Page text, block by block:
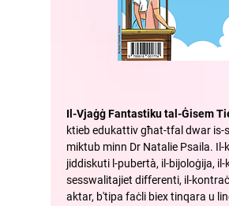
Il-Vjaġġ Fantastiku tal-Ġisem
ktieb edukattiv għat-tfal dwar is-
miktub minn Dr Natalie Psaila. Il-
jiddiskuti l-pubertà, il-bijoloġija, il-
sesswalitajiet differenti, il-
aktar, b'tipa faċli biex tinqara u